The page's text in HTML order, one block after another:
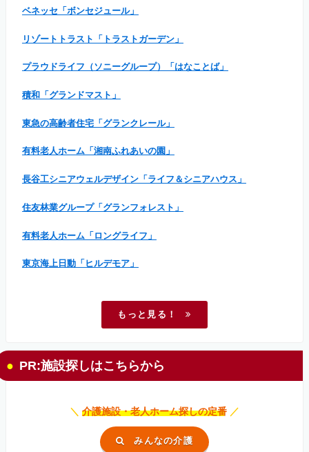
ベネッセ「ボンセジュール」
リゾートトラスト「トラストガーデン」
プラウドライフ（ソニーグループ）「はなことば」
積和「グランドマスト」
東急の高齢者住宅「グランクレール」
有料老人ホーム「湘南ふれあいの園」
長谷工シニアウェルデザイン「ライフ＆シニアハウス」
住友林業グループ「グランフォレスト」
有料老人ホーム「ロングライフ」
東京海上日動「ヒルデモア」
もっと見る！
PR:施設探しはこちらから
＼ 介護施設・老人ホーム探しの定番 ／
みんなの介護